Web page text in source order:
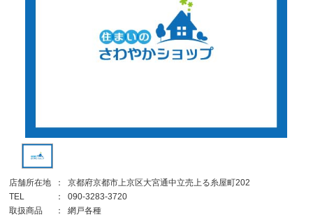
店舗所在地 ：
京都府京都市上京区大宮通中立売上る糸屋町202
TEL
：
090-3283-3720
取扱商品
：
網戸各種